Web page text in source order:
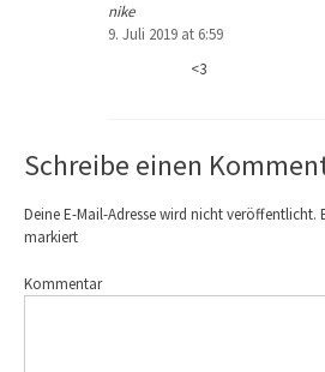
nike
9. Juli 2019 at 6:59
<3
Schreibe einen
Deine E-Mail-Adresse wird nicht veröffentlicht.
markiert
Kommentar